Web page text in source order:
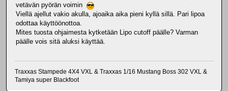
vetävän pyörän voimin
Viellä ajellut vakio akulla, ajoaika aika pieni kyllä sillä. Pari lipoa
odottaa käyttöönottoa.
Mites tuosta ohjaimesta kytketään Lipo cutoff päälle? Varman
päälle vois sitä aluksi käyttää.
Traxxas Stampede 4X4 VXL & Traxxas 1/16 Mustang Boss 302 VXL &
Tamiya super Blackfoot